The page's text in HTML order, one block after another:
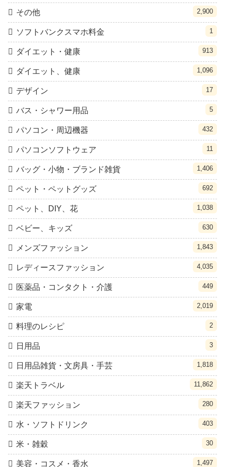
その他 2,900
ソフトバンクスマホ料金 1
ダイエット・健康 913
ダイエット、健康 1,096
デザイン 17
バス・シャワー用品 5
パソコン・周辺機器 432
パソコンソフトウェア 11
バッグ・小物・ブランド雑貨 1,406
ペット・ペットグッズ 692
ペット、DIY、花 1,038
ベビー、キッズ 630
メンズファッション 1,843
レディースファッション 4,035
医薬品・コンタクト・介護 449
家電 2,019
料理のレシピ 2
日用品 3
日用品雑貨・文房具・手芸 1,818
楽天トラベル 11,862
楽天ファッション 280
水・ソフトドリンク 403
米・雑穀 30
美容・コスメ・香水 1,497